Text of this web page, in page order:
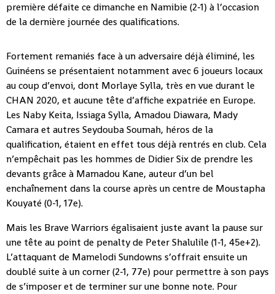
première défaite ce dimanche en Namibie (2-1) à l’occasion
de la dernière journée des qualifications.
Fortement remaniés face à un adversaire déjà éliminé, les
Guinéens se présentaient notamment avec 6 joueurs locaux
au coup d’envoi, dont Morlaye Sylla, très en vue durant le
CHAN 2020, et aucune tête d’affiche expatriée en Europe.
Les Naby Keita, Issiaga Sylla, Amadou Diawara, Mady
Camara et autres Seydouba Soumah, héros de la
qualification, étaient en effet tous déjà rentrés en club. Cela
n’empêchait pas les hommes de Didier Six de prendre les
devants grâce à Mamadou Kane, auteur d’un bel
enchaînement dans la course après un centre de Moustapha
Kouyaté (0-1, 17e).
Mais les Brave Warriors égalisaient juste avant la pause sur
une tête au point de penalty de Peter Shalulile (1-1, 45e+2).
L’attaquant de Mamelodi Sundowns s’offrait ensuite un
doublé suite à un corner (2-1, 77e) pour permettre à son pays
de s’imposer et de terminer sur une bonne note. Pour